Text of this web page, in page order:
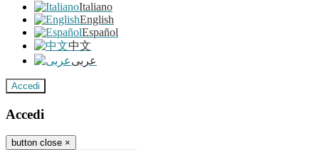
Italiano
English
Español
中文
عربى
Accedi
Accedi
button close ×